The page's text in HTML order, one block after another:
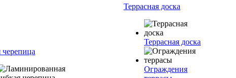
черепица
Террасная доска
Террасная доска
Ограждения